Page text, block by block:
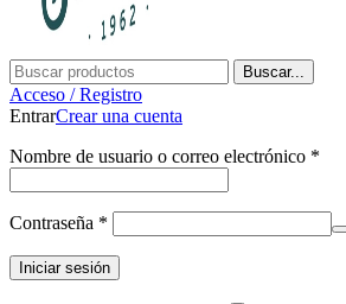
Buscar...
Acceso / Registro
EntrarCrear una cuenta
Nombre de usuario o correo electrónico *
Contraseña *
Iniciar sesión